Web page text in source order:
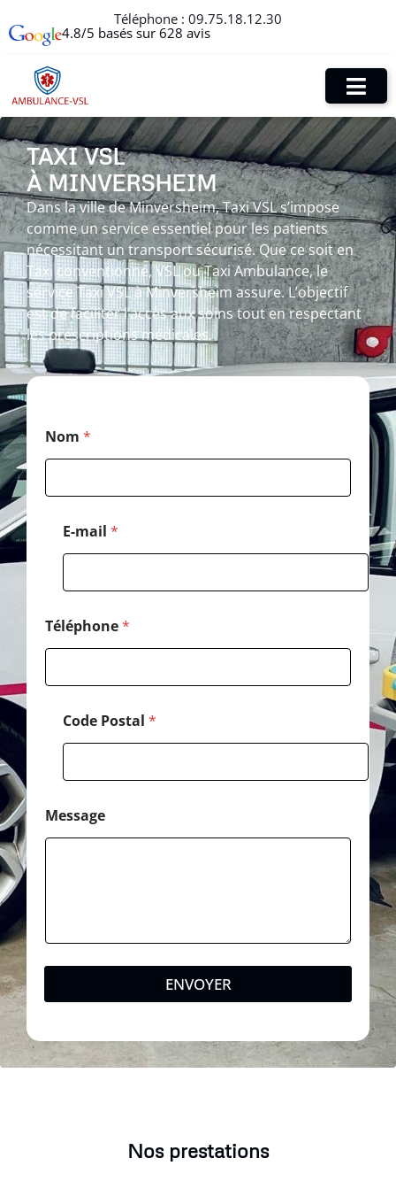
Téléphone : 09.75.18.12.30
4.8/5 basés sur 628 avis
TAXI VSL
À MINVERSHEIM
Dans la ville de Minversheim, Taxi VSL s’impose
comme un service essentiel pour les patients
nécessitant un transport sécurisé. Que ce soit en
Taxi conventionné, VSL ou Taxi Ambulance, le
service Taxi VSL à Minversheim assure. L’objectif
est de faciliter l’accès aux soins tout en respectant
les prescriptions médicales.
o
m
N
Nom *
E-mail *
Téléphone*
Code Postal *
Message
ENVOYER
Nos prestations